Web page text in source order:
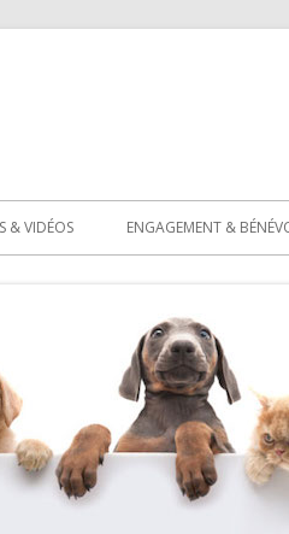
& VIDÉOS ENGAGEMENT &